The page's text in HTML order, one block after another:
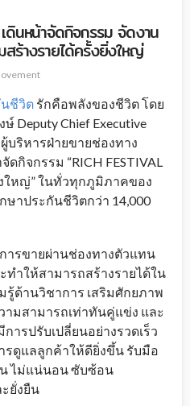
ดินหน้าจัดกิจกรรม จัดงาน
สร้างรายได้ครั้งยิ่งใหญ่
ชีวิต รักคือพลังของชีวิต โดย
Deputy Chief Executive
ริหารฝ่ายขายช่องทาง
กิจกรรม “RICH FESTIVAL
ใหญ่” ในทั่วทุกภูมิภาคของ
ษาประกันชีวิตกว่า 14,000
ารขายผ่านช่องทางตัวแทน
ทำให้สามารถสร้างรายได้ใน
รู้ด้านวิชาการ เสริมศักยภาพ
มสามารถเท่าทันคู่แข่ง และ
รปรับเปลี่ยนอย่างรวดเร็ว
รดูแลลูกค้าให้ดียิ่งขึ้น รับมือ
ไม่แน่นอน ซับซ้อน
ยั่งยืน